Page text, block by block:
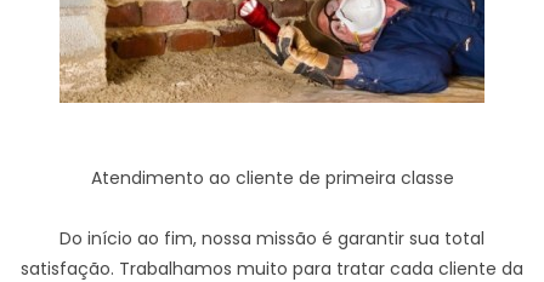
Atendimento ao cliente de primeira classe
Do início ao fim, nossa missão é garantir sua total
satisfação. Trabalhamos muito para tratar cada cliente da